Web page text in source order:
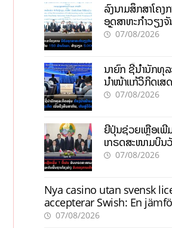
ລົງນາມສຶກສາໂຄງ
ອຸດສາຫະກຳວຽງ
ເປົ້າດຶງທຶນ 150 ລ້າ
07/08/2026
ນາຍົກ ຊີ້ນຳນັກທຸ
ນຳໜ້າແກ້ວິກິດເສ
ທຶນສາກົນ, ຫັນສູ່ດິ
07/08/2026
ຍີ່ປຸ່ນຊ່ວຍເຫຼືອເພີ່
ເກຣດສະໜາມບິນ
ການເຕີບໂຕ
07/08/2026
Nya casino utan svensk
accepterar Swish: En
07/08/2026